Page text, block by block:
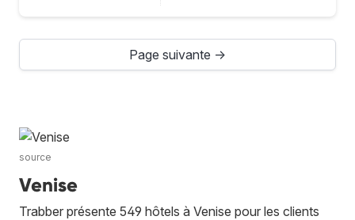
Page suivante →
source
Venise
Trabber présente 549 hôtels à Venise pour les clients